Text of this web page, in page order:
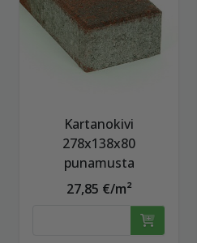
Kartanokivi
278x138x80
punamusta
27,85 €/m²